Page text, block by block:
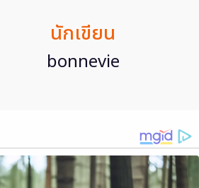
นักเขียน
bonnevie